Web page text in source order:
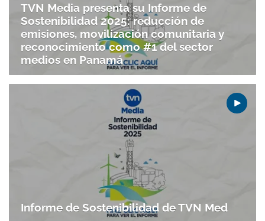
TVN Media presenta su Informe de
Sostenibilidad 2025: reducción de
emisiones, movilización comunitaria y
reconocimiento como #1 del sector
medios en Panamá
Informe de Sostenibilidad de TVN Med